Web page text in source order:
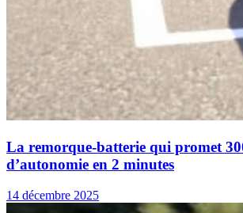
La remorque-batterie qui promet
d’autonomie en 2 minutes
14 décembre 2025